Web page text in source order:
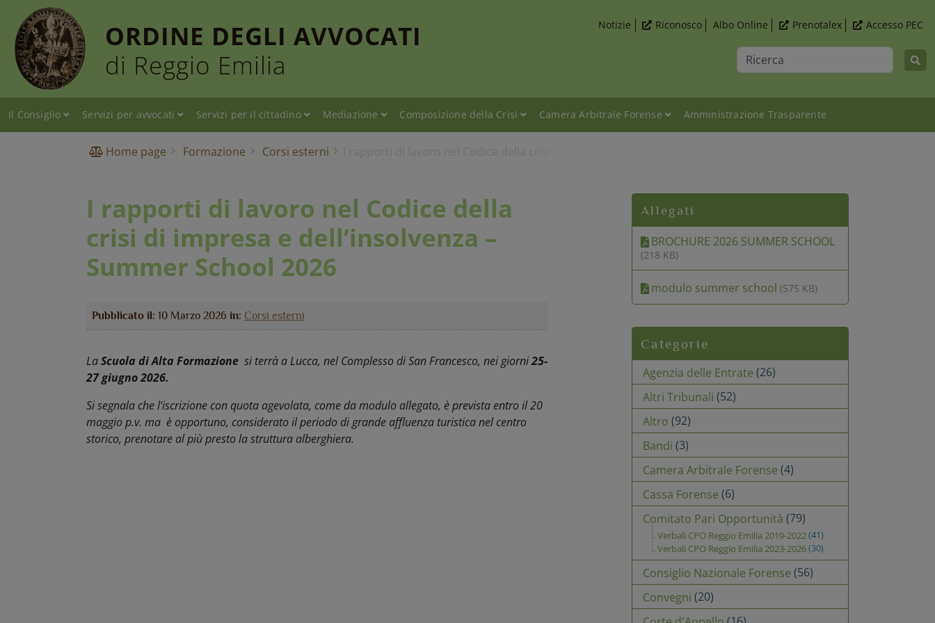
ORDINE DEGLI AVVOCATI
di Reggio Emilia
Ricerca
Notizie Riconosco Albo Online Prenotalex Accesso PEC
Il Consiglio Servizi per avvocati Servizi per il cittadino Mediazione Composizione della Crisi Camera Arbitrale Forense Amministrazione Trasparente
Home page Formazione Corsi esterni
I rapporti di lavoro nel Codice della
crisi di impresa e dell’insolvenza –
Summer School 2026
Pubblicato il: 10 Marzo 2026 in: Corsi esterni
LaScuola di Alta Formazione si terrà a Lucca, nel Complesso di San Francesco, nei giorni25-
27 giugno 2026.
Si segnala che l’iscrizione con quota agevolata, come da modulo allegato, è prevista entro il 20
maggio p.v. ma è opportuno, considerato il periodo di grande affluenza turistica nel centro
storico, prenotare al più presto la struttura alberghiera.
Allegati
BROCHURE 2026 SUMMER SCHOOL
(218 KB)
modulo summer school (575 KB)
Categorie
Agenzia delle Entrate (26)
Altri Tribunali (52)
Altro (92)
Bandi (3)
Camera Arbitrale Forense (4)
Cassa Forense (6)
Comitato Pari Opportunità (79)
Verbali CPO Reggio Emilia 2019-2022(41)
Verbali CPO Reggio Emilia 2023-2026(30)
Consiglio Nazionale Forense (56)
Convegni (20)